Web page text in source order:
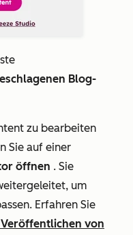
Blog-
zu bearbeiten
Sie auf einer
öffnen . Sie
um
Erfahren Sie
von